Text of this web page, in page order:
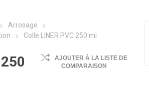
Arrosage
Colle LINER PVC 250 ml
AJOUTER À LA LISTE DE
COMPARAISON